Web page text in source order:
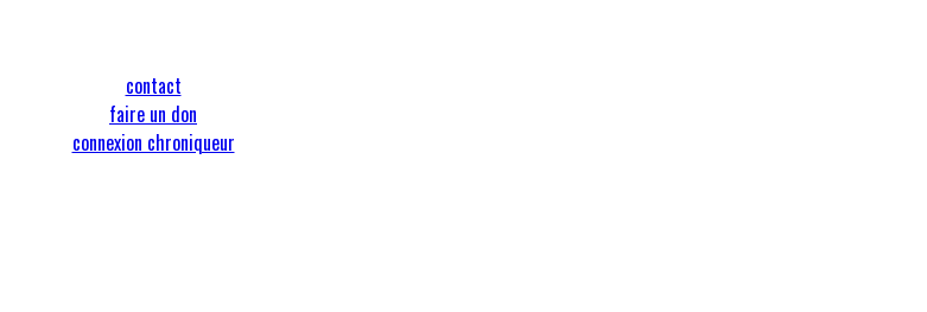
contact
faire un don
connexion chroniqueur